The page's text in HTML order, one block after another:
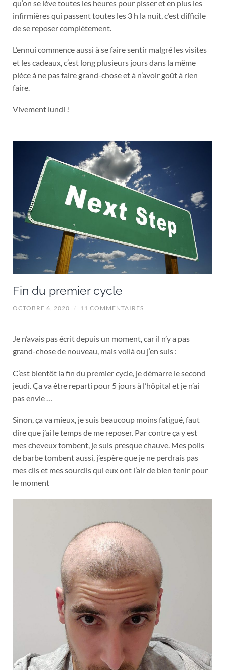
qu’on se lève toutes les heures pour pisser et en plus les
infirmières qui passent toutes les 3 h la nuit, c’est difficile
de se reposer complètement.
L’ennui commence aussi à se faire sentir malgré les visites
et les cadeaux, c’est long plusieurs jours dans la même
pièce à ne pas faire grand-chose et à n’avoir goût à rien
faire.
Vivement lundi !
Fin du premier cycle
OCTOBRE 6, 2020 / 11 COMMENTAIRES
Je n’avais pas écrit depuis un moment, car il n’y a pas
grand-chose de nouveau, mais voilà ou j’en suis :
C’est bientôt la fin du premier cycle, je démarre le second
jeudi. Ça va être reparti pour 5 jours à l’hôpital et je n’ai
pas envie …
Sinon, ça va mieux, je suis beaucoup moins fatigué, faut
dire que j’ai le temps de me reposer. Par contre ça y est
mes cheveux tombent, je suis presque chauve. Mes poils
de barbe tombent aussi, j’espère que je ne perdrais pas
mes cils et mes sourcils qui eux ont l’air de bien tenir pour
le moment